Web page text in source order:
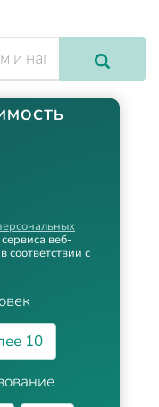
10
веб-
с